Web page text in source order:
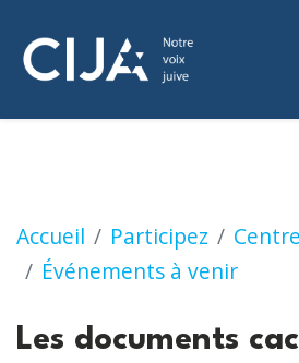
Accueil Participez
Événements à venir
Les documents cachés
Les documents